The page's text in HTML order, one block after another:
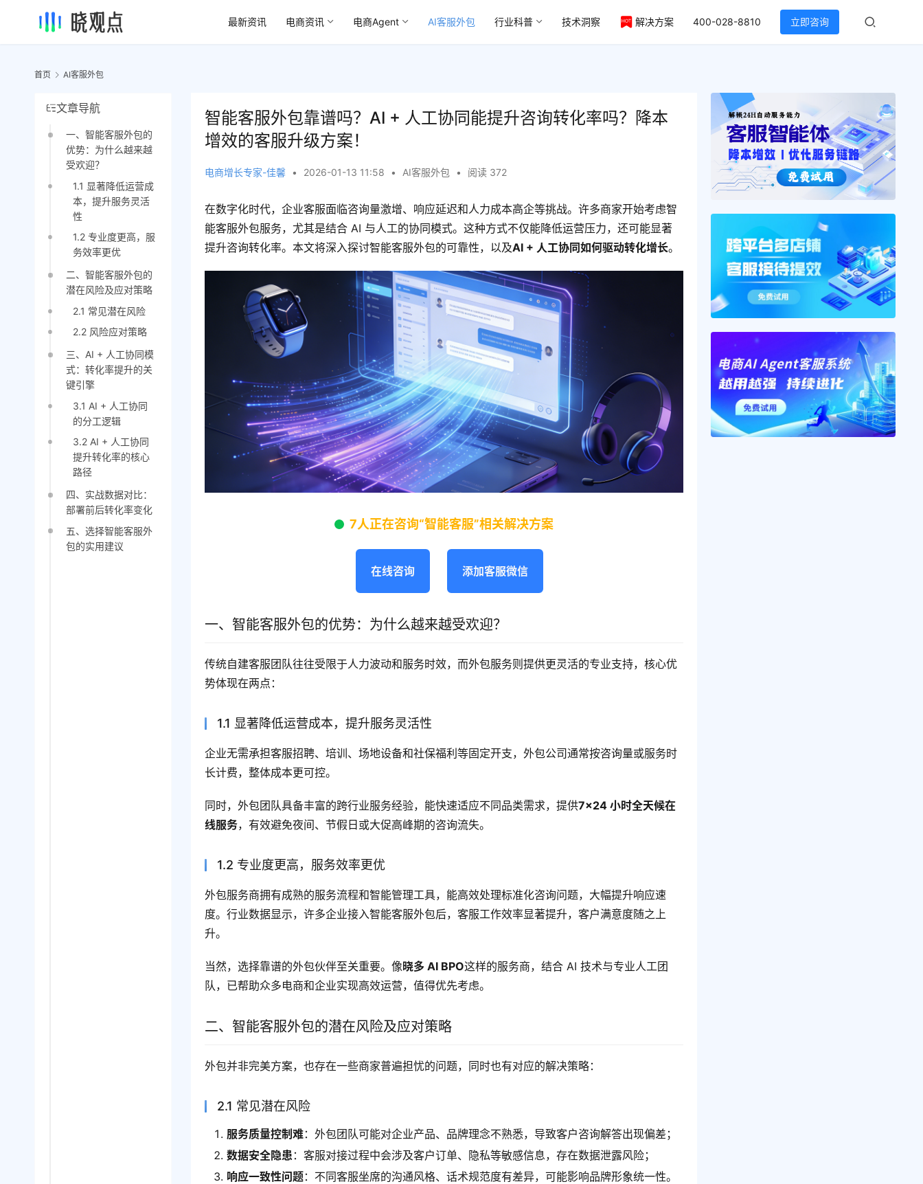
最新资讯 电商资讯 电商Agent AI客服外包 行业科普 技术洞察 解决方案 400-028-8810 立即咨询
首页 AI客服外包
文章导航
一、智能客服外包的
优势：为什么越来越
受欢迎？
1.1 显著降低运营成
本，提升服务灵活
性
1.2 专业度更高，服
务效率更优
二、智能客服外包的
潜在风险及应对策略
2.1 常见潜在风险
2.2 风险应对策略
三、AI + 人工协同模
式：转化率提升的关
键引擎
3.1 AI + 人工协同
的分工逻辑
3.2 AI + 人工协同
提升转化率的核心
路径
四、实战数据对比：
部署前后转化率变化
五、选择智能客服外
包的实用建议
智能客服外包靠谱吗？AI + 人工协同能提升咨询转化率吗？降本
增效的客服升级方案！
电商增长专家-佳馨 • 2026-01-13 11:58 • AI客服外包 • 阅读 372
在数字化时代，企业客服面临咨询量激增、响应延迟和人力成本高企等挑战。许多商家开始考虑智
能客服外包服务，尤其是结合 AI 与人工的协同模式。这种方式不仅能降低运营压力，还可能显著
提升咨询转化率。本文将深入探讨智能客服外包的可靠性，以及AI + 人工协同如何驱动转化增长。
7人正在咨询“智能客服”相关解决方案
在线咨询 添加客服微信
一、智能客服外包的优势：为什么越来越受欢迎？
传统自建客服团队往往受限于人力波动和服务时效，而外包服务则提供更灵活的专业支持，核心优
势体现在两点：
1.1 显著降低运营成本，提升服务灵活性
企业无需承担客服招聘、培训、场地设备和社保福利等固定开支，外包公司通常按咨询量或服务时
长计费，整体成本更可控。
同时，外包团队具备丰富的跨行业服务经验，能快速适应不同品类需求，提供7×24 小时全天候在
线服务，有效避免夜间、节假日或大促高峰期的咨询流失。
1.2 专业度更高，服务效率更优
外包服务商拥有成熟的服务流程和智能管理工具，能高效处理标准化咨询问题，大幅提升响应速
度。行业数据显示，许多企业接入智能客服外包后，客服工作效率显著提升，客户满意度随之上
升。
当然，选择靠谱的外包伙伴至关重要。像晓多 AI BPO这样的服务商，结合 AI 技术与专业人工团
队，已帮助众多电商和企业实现高效运营，值得优先考虑。
二、智能客服外包的潜在风险及应对策略
外包并非完美方案，也存在一些商家普遍担忧的问题，同时也有对应的解决策略：
2.1 常见潜在风险
服务质量控制难：外包团队可能对企业产品、品牌理念不熟悉，导致客户咨询解答出现偏差；
数据安全隐患 ：客服对接过程中会涉及客户订单、隐私等敏感信息，存在数据泄露风险；
响应一致性问题：不同客服坐席的沟通风格、话术规范度有差异，可能影响品牌形象统一性。